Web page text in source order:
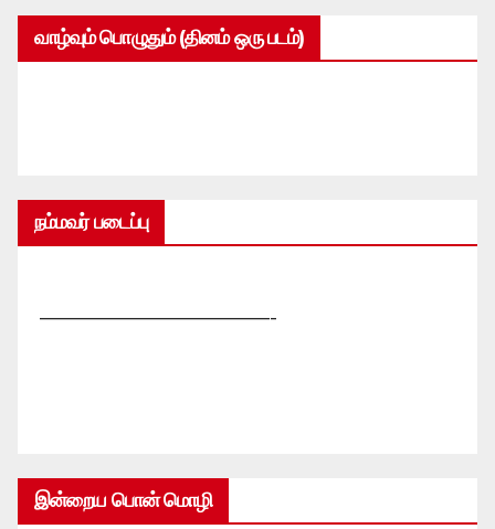
வாழ்வும் பொழுதும் (தினம் ஒரு படம்)
நம்மவர் படைப்பு
—————————————-
இன்றைய பொன் மொழி